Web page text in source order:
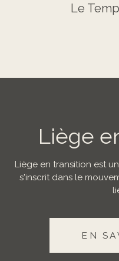
Le
Liège
Liège en transition est
s'inscrit dans le
EN